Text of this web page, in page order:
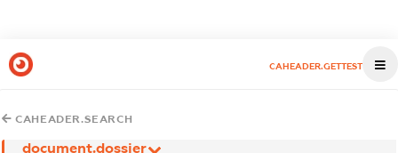
CAHEADER.GETTEST
CAHEADER.SEARCH
document.dossier